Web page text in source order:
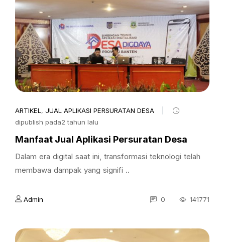
ARTIKEL , JUAL APLIKASI PERSURATAN DESA
dipublish pada2 tahun lalu
Manfaat Jual Aplikasi Persuratan Desa
Dalam era digital saat ini, transformasi teknologi telah
membawa dampak yang signifi ..
Admin 0 141771